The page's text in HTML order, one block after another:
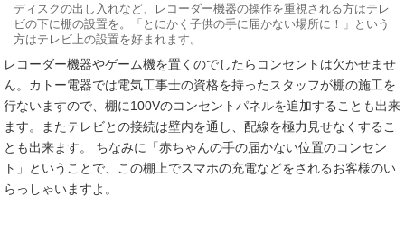
ディスクの出し入れなど、レコーダー機器の操作を重視される方はテレ
ビの下に棚の設置を。「とにかく子供の手に届かない場所に！」という
方はテレビ上の設置を好まれます。
レコーダー機器やゲーム機を置くのでしたらコンセントは欠かせませ
ん。カトー電器では電気工事士の資格を持ったスタッフが棚の施工を
行ないますので、棚に100Vのコンセントパネルを追加することも出来
ます。またテレビとの接続は壁内を通し、配線を極力見せなくするこ
とも出来ます。 ちなみに「赤ちゃんの手の届かない位置のコンセン
ト」ということで、この棚上でスマホの充電などをされるお客様のい
らっしゃいますよ。